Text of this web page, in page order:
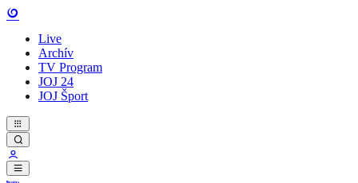
Live
Archív
TV Program
JOJ 24
JOJ Šport